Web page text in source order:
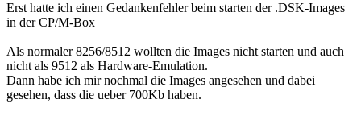
Erst hatte ich einen Gedankenfehler beim starten der .DSK-Images
in der CP/M-Box
Als normaler 8256/8512 wollten die Images nicht starten und auch
nicht als 9512 als Hardware-Emulation.
Dann habe ich mir nochmal die Images angesehen und dabei
gesehen, dass die ueber 700Kb haben.